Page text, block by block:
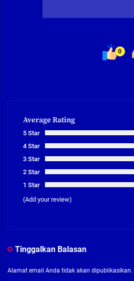
0
Average Rating
5 Star
4 Star
3 Star
2 Star
1 Star
(Add your review)
Tinggalkan Balasan
Alamat email Anda tidak akan dipublikasikan.